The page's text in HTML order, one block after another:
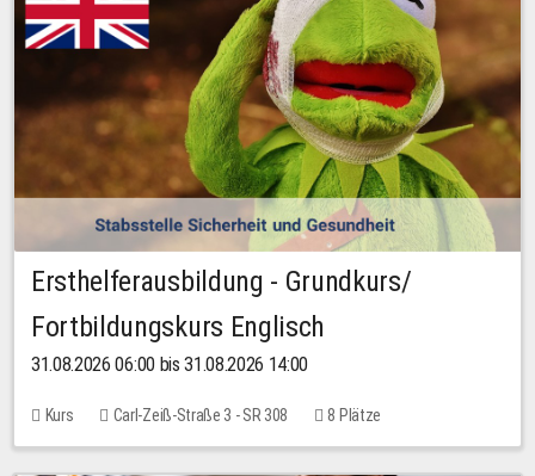
Ersthelferausbildung - Grundkurs/
Fortbildungskurs Englisch
31.08.2026 06:00 bis 31.08.2026 14:00
Kurs Carl-Zeiß-Straße 3 - SR 308 8 Plätze